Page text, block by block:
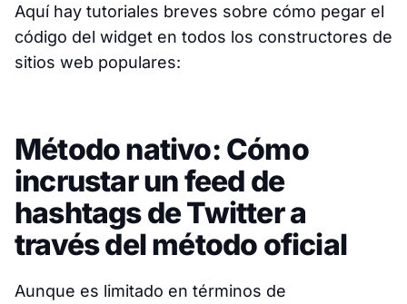
Aquí hay tutoriales breves sobre cómo pegar el
código del widget en todos los constructores de
sitios web populares:
Método nativo: Cómo
incrustar un feed de
hashtags de Twitter a
través del método oficial
Aunque es limitado en términos de